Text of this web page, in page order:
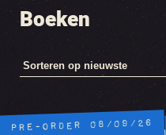
Boeken
PRE-ORDER 08/09/26